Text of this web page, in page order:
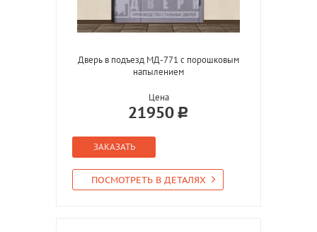
Дверь в подъезд МД-771 с порошковым
напылением
Цена
21950
ЗАКАЗАТЬ
ПОСМОТРЕТЬ В ДЕТАЛЯХ